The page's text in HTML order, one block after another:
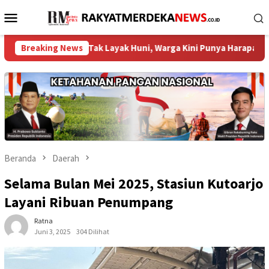
ke
Menu
Mobile
Breaking News
Tak Layak Huni, Warga Kini Punya Harapan Baru
Beranda Daerah
Selama Bulan Mei 2025, Stasiun Kutoarjo
Layani Ribuan Penumpang
Ratna
Juni 3, 2025
304 Dilihat